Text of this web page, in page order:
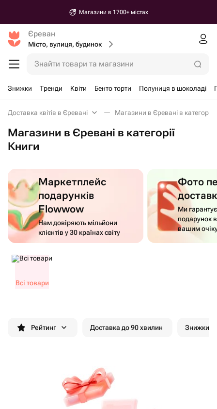
Магазини в 1700+ містах
Єреван
Місто, вулиця, будинок
Знайти товари та магазини
Знижки Тренди Квіти Бенто торти Полуниця в шоколаді
Доставка квітів в Єревані Магазини в Єревані в категорії
Магазини в Єревані в категорії
Книги
Маркетплейс
подарунків
Flowwow
Нам довіряють мільйони
клієнтів у 30 країнах світу
Фото
Ми
подарунок
вашим
Всі товари
Рейтинг Доставка до 90 хвилин Знижки